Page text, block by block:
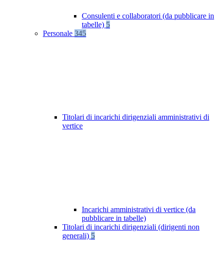
Consulenti e collaboratori (da pubblicare in
tabelle) 5
Personale 345
Titolari di incarichi dirigenziali amministrativi di
vertice
Incarichi amministrativi di vertice (da
pubblicare in tabelle)
Titolari di incarichi dirigenziali (dirigenti non
generali) 5